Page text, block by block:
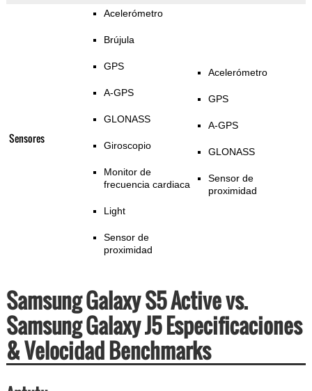
Sensores
Acelerómetro
Brújula
GPS
A-GPS
GLONASS
Giroscopio
Monitor de
frecuencia cardiaca
Light
Sensor de
proximidad
Acelerómetro
GPS
A-GPS
GLONASS
Sensor de
proximidad
Samsung Galaxy S5 Active vs.
Samsung Galaxy J5 Especificaciones
& Velocidad Benchmarks